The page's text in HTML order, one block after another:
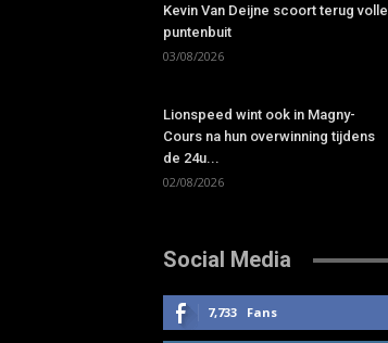
Kevin Van Deijne scoort terug volle
puntenbuit
03/08/2026
Lionspeed wint ook in Magny-
Cours na hun overwinning tijdens
de 24u...
02/08/2026
Social Media
7,733 Fans